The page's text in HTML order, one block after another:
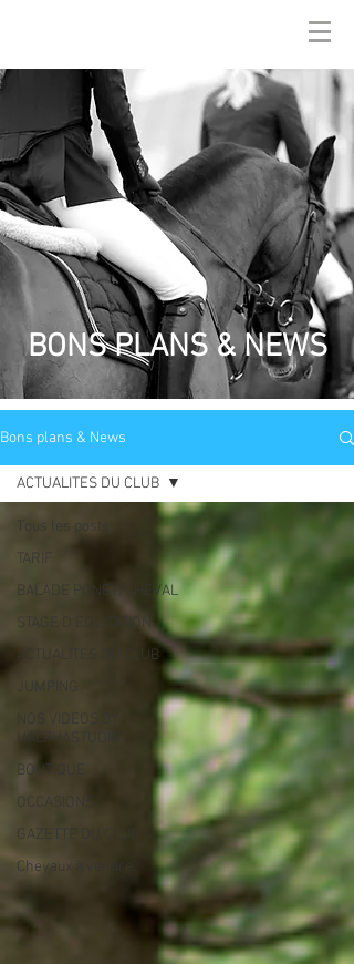
BONS PLANS & NEWS
Bons plans & News
Tous les posts
TARIF
BALADE PONEY/CHEVAL
STAGE D'EQUITATION
ACTUALITES DU CLUB
HALPHASTUDIO
BOUTIQUE
GAZETTE DU CLUB
Chevaux à vendre
ACTUALITES DU CLUB